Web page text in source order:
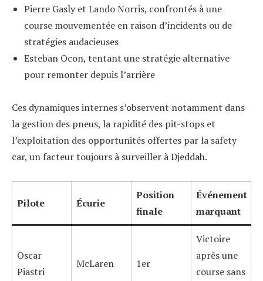
Pierre Gasly et Lando Norris, confrontés à une
course mouvementée en raison d’incidents ou de
stratégies audacieuses
Esteban Ocon, tentant une stratégie alternative
pour remonter depuis l’arrière
Ces dynamiques internes s’observent notamment dans
la gestion des pneus, la rapidité des pit-stops et
l’exploitation des opportunités offertes par la safety
car, un facteur toujours à surveiller à Djeddah.
Pilote Écurie
Position
finale
Événement
marquant
Oscar
Piastri
McLaren 1er
Victoire
après une
course sans